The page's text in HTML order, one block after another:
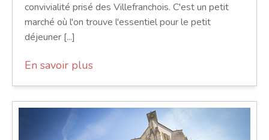
convivialité prisé des Villefranchois. C'est un petit
marché où l'on trouve l'essentiel pour le petit
déjeuner [...]
En savoir plus